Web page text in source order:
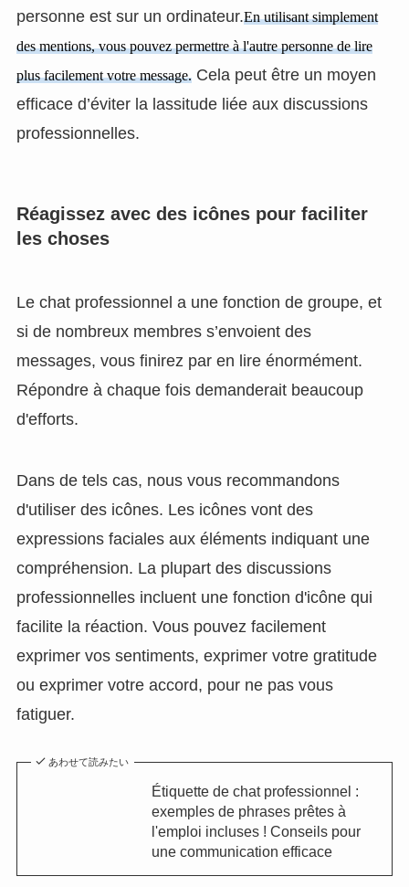
personne est sur un ordinateur.En utilisant simplement
des mentions, vous pouvez permettre à l'autre personne de lire
plus facilement votre message.Cela peut être un moyen
efficace d’éviter la lassitude liée aux discussions
professionnelles.
Réagissez avec des icônes pour faciliter
les choses
Le chat professionnel a une fonction de groupe, et
si de nombreux membres s’envoient des
messages, vous finirez par en lire énormément.
Répondre à chaque fois demanderait beaucoup
d'efforts.
Dans de tels cas, nous vous recommandons
d'utiliser des icônes. Les icônes vont des
expressions faciales aux éléments indiquant une
compréhension. La plupart des discussions
professionnelles incluent une fonction d'icône qui
facilite la réaction. Vous pouvez facilement
exprimer vos sentiments, exprimer votre gratitude
ou exprimer votre accord, pour ne pas vous
fatiguer.
あわせて読みたい
Étiquette de chat professionnel :
exemples de phrases prêtes à
l'emploi incluses ! Conseils pour
une communication efficace